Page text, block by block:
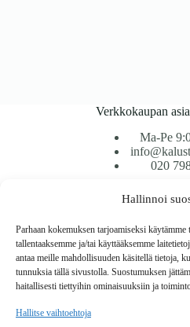
Hallinnoi
Parhaan kokemuksen tarjoamiseksi
tallentaaksemme ja/tai käyttääksemme
antaa meille mahdollisuuden käsitellä tietoja,
tunnuksia tällä sivustolla. Suostumuksen
haitallisesti tiettyihin ominaisuuksiin ja
Hallitse vaihtoehtoja
Verkkokaupan
Ma-Pe
020
Tavarantoimitus /
Vaihto ja